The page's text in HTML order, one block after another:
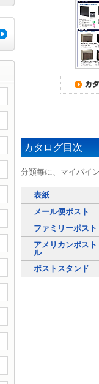
カタログ目次
分類毎に、マイバイ
表紙
メール便ポスト
ファミリーポスト
アメリカンポス
ル
ポストスタンド